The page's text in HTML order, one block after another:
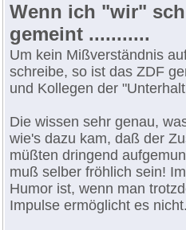
Wenn ich "wir"
gemeint ...........
Um kein Mißverständnis
schreibe, so ist das ZDF
und Kollegen der
Die wissen sehr genau,
wie's dazu kam, daß der
müßten dringend
muß selber fröhlich sein!
Humor ist, wenn man
Impulse ermöglicht es